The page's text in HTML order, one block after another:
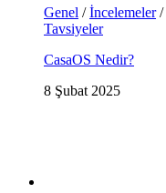
Genel /İncelemeler/
Tavsiyeler
CasaOS Nedir?
8 Şubat 2025